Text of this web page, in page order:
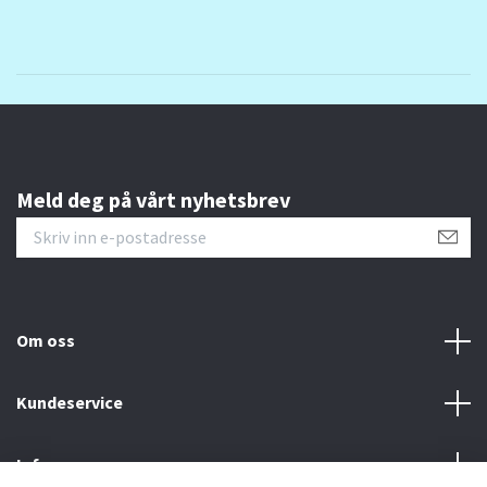
Meld deg på vårt nyhetsbrev
Om oss
Kundeservice
Info